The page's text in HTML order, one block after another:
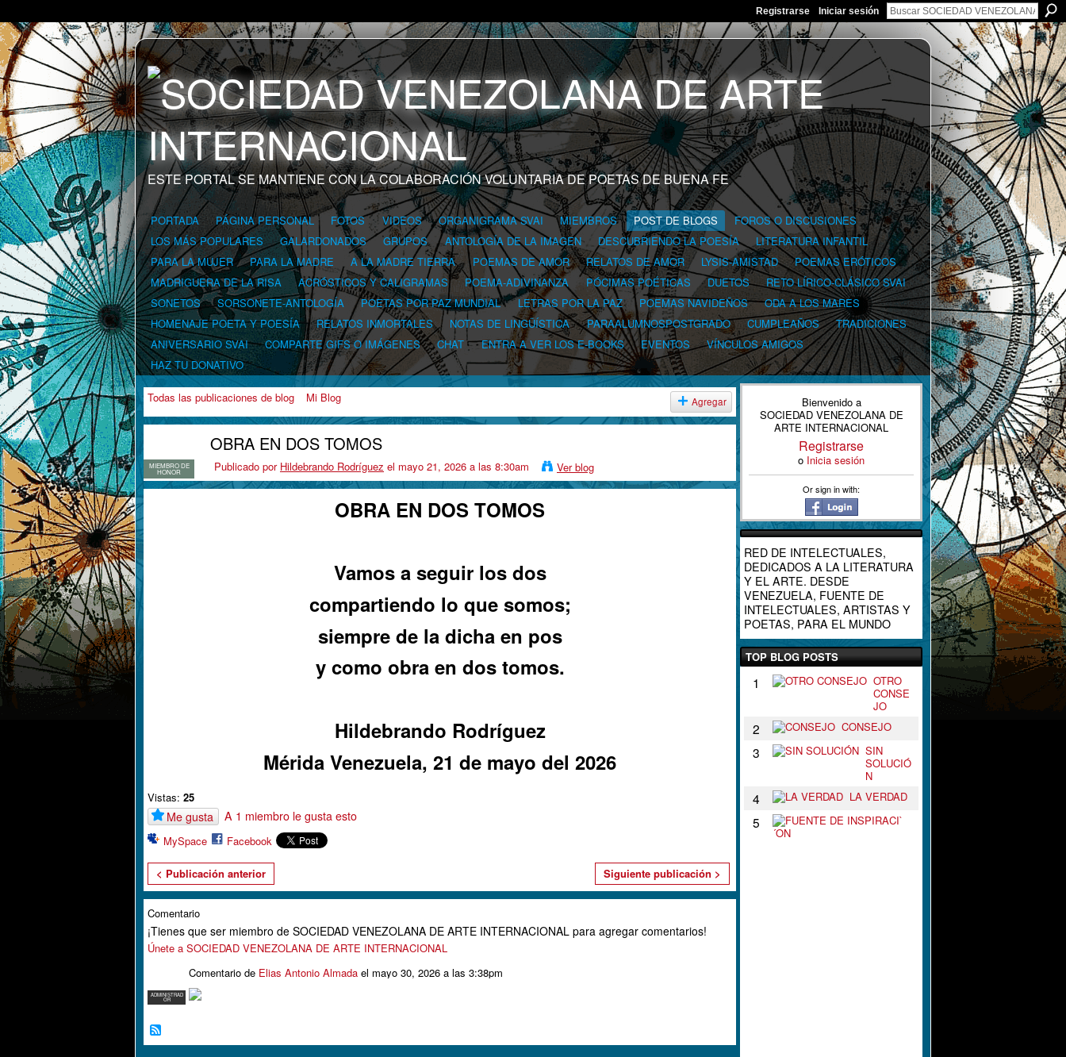
Registrarse Iniciar sesión
ESTE PORTAL SE MANTIENE CON LA COLABORACIÓN VOLUNTARIA DE POETAS DE BUENA FE
PORTADA PÁGINA PERSONAL FOTOS VIDEOS ORGANIGRAMA SVAI MIEMBROS POST DE BLOGS
FOROS O DISCUSIONES
LOS MÁS POPULARES
GALARDONADOS GRUPOS ANTOLOGÍA DE LA IMAGEN DESCUBRIENDO LA POESÍA
LITERATURA INFANTIL
PARA LA MUJER
PARA LA MADRE A LA MADRE TIERRA POEMAS DE AMOR RELATOS DE AMOR LYSIS-AMISTAD
POEMAS ERÓTICOS
MADRIGUERA DE LA RISA
ACRÓSTICOS Y CALIGRAMAS POEMA-ADIVINANZA PÓCIMAS POÉTICAS DUETOS
RETO LÍRICO-CLÁSICO SVAI
SONETOS
SORSONETE-ANTOLOGÍA POETAS POR PAZ MUNDIAL LETRAS POR LA PAZ POEMAS NAVIDEÑOS
ODA A LOS MARES
HOMENAJE POETA Y POESÍA
RELATOS INMORTALES NOTAS DE LINGÜÍSTICA PARAALUMNOSPOSTGRADO CUMPLEAÑOS
TRADICIONES
ANIVERSARIO SVAI
COMPARTE GIFS O IMÁGENES CHAT ENTRA A VER LOS E-BOOKS EVENTOS
VÍNCULOS AMIGOS
HAZ TU DONATIVO
Todas las publicaciones de blog Mi Blog Agregar
MIEMBRO DE
HONOR
OBRA EN DOS TOMOS
Publicado por Hildebrando Rodríguez el mayo 21, 2026 a las 8:30am Ver blog
OBRA EN DOS TOMOS
Vamos a seguir los dos
compartiendo lo que somos;
siempre de la dicha en pos
y como obra en dos tomos.
Hildebrando Rodríguez
Mérida Venezuela, 21 de mayo del 2026
Vistas: 25
Me gusta A 1 miembro le gusta esto
MySpace Facebook
< Publicación anterior Siguiente publicación >
Comentario
¡Tienes que ser miembro de SOCIEDAD VENEZOLANA DE ARTE INTERNACIONAL para agregar comentarios!
Únete a SOCIEDAD VENEZOLANA DE ARTE INTERNACIONAL
ADMINISTRAD
OR
Comentario de Elias Antonio Almada el mayo 30, 2026 a las 3:38pm
Bienvenido a
SOCIEDAD VENEZOLANA DE
ARTE INTERNACIONAL
Registrarse
o Inicia sesión
Or sign in with:
RED DE INTELECTUALES,
DEDICADOS A LA LITERATURA
Y EL ARTE. DESDE
VENEZUELA, FUENTE DE
INTELECTUALES, ARTISTAS Y
POETAS, PARA EL MUNDO
TOP BLOG POSTS
1
OTRO
CONSE
JO
2 CONSEJO
3
SIN
SOLUCIÓ
N
4 LA VERDAD
5